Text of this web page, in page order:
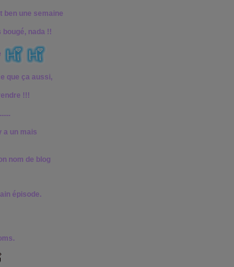
ben une semaine
nada !!
que ça aussi,
!!!
a un mais
nom de blog
épisode.